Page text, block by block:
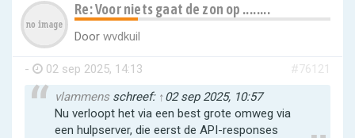
Re: Voor niets gaat de zon op ........
Door wvdkuil
- 02 sep 2025, 14:13
#76121
vlammensschreef: ↑02 sep 2025, 10:57
Nu verloopt het via een best grote omweg via
een hulpserver, die eerst de API-responses